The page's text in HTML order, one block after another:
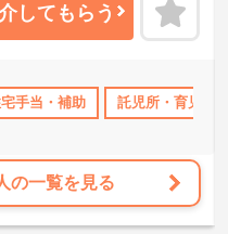
上 ブランクOK 資格取得
。してもらう
手当・補助 託児所・育児補
の一覧を見る